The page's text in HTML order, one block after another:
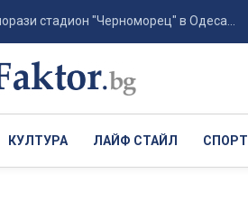
стадион "Черноморец" в Одеса...
КУЛТУРА ЛАЙФ СТАЙЛ СПОРТ